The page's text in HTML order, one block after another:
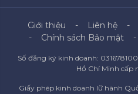
Giới thiệu Liên hệ
Chính sách Bảo mật
Số đăng ký kinh doanh:
Hồ Chí Minh cấp
Giấy phép kinh doanh lữ hành